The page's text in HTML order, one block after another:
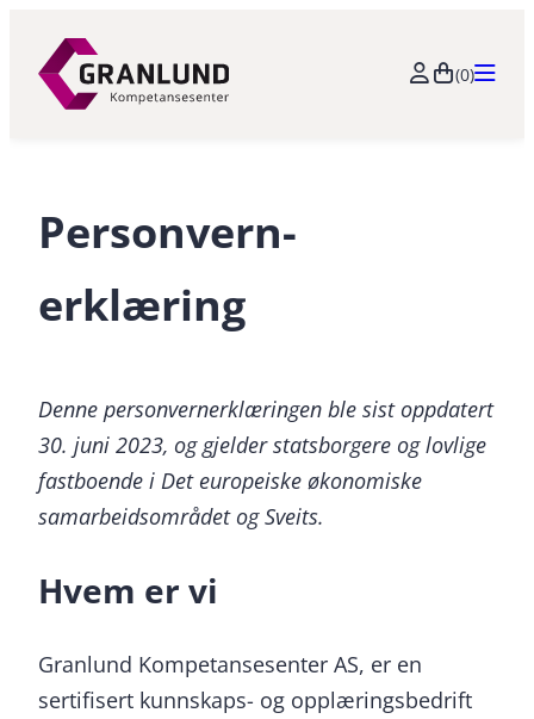
(0)
Personvern-
erklæring
Denne personvernerklæringen ble sist oppdatert
30. juni 2023, og gjelder statsborgere og lovlige
fastboende i Det europeiske økonomiske
samarbeidsområdet og Sveits.
Hvem er vi
Granlund Kompetansesenter AS, er en
sertifisert kunnskaps- og opplæringsbedrift